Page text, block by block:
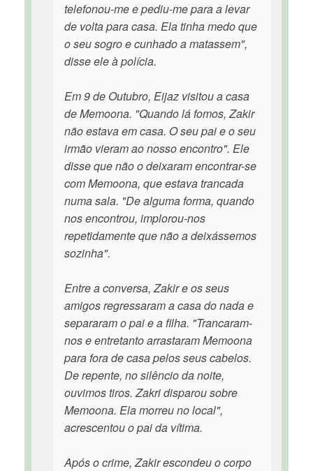
telefonou-me e pediu-me para a levar
de volta para casa. Ela tinha medo que
o seu sogro e cunhado a matassem",
disse ele à polícia.
Em 9 de Outubro, Eijaz visitou a casa
de Memoona. "Quando lá fomos, Zakir
não estava em casa. O seu pai e o seu
irmão vieram ao nosso encontro". Ele
disse que não o deixaram encontrar-se
com Memoona, que estava trancada
numa sala. "De alguma forma, quando
nos encontrou, implorou-nos
repetidamente que não a deixássemos
sozinha".
Entre a conversa, Zakir e os seus
amigos regressaram a casa do nada e
separaram o pai e a filha. "Trancaram-
nos e entretanto arrastaram Memoona
para fora de casa pelos seus cabelos.
De repente, no silêncio da noite,
ouvimos tiros. Zakri disparou sobre
Memoona. Ela morreu no local",
acrescentou o pai da vítima.
Após o crime, Zakir escondeu o corpo